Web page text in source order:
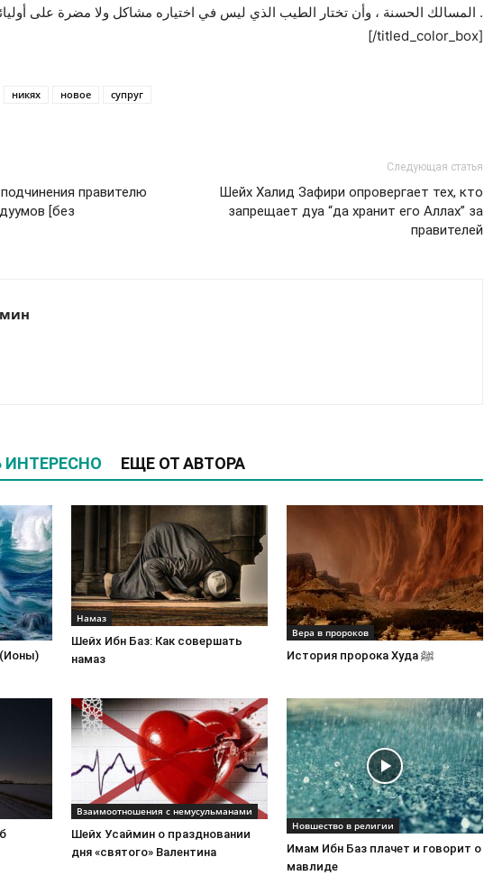
المسالك الحسنة ، وأن تختار الطيب الذي ليس في اختياره مشاكل ولا مضرة على
[/titled_color_box]
никях новое супруг
правителю
[без
Следующая статья
Шейх Халид Зафири опровергает тех, кто
запрещает дуа “да хранит его Аллах” за
правителей
ЕЩЕ ОТ АВТОРА
Намаз
Шейх Ибн Баз: Как совершать
намаз
Вера в пророков
История пророка Худа ﷺ
Взаимоотношения с немусульманами
Шейх Усаймин о праздновании
дня «святого» Валентина
Новшество в религии
Имам Ибн Баз плачет и говорит о
мавлиде